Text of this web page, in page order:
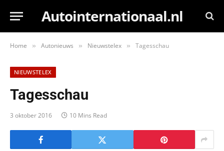
Autointernationaal.nl
Home » Autonieuws » Nieuwstelex » Tagesschau
NIEUWSTELEX
Tagesschau
3 oktober 2016 10 Mins Read